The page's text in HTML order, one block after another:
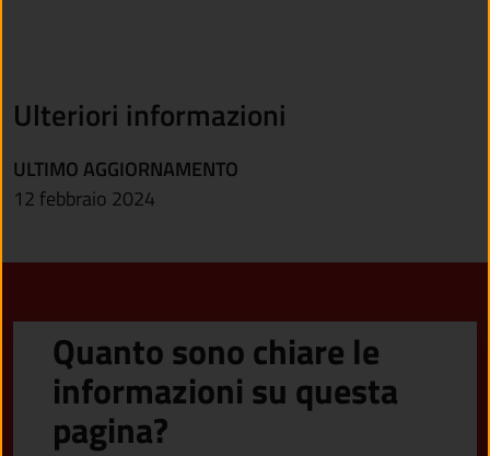
Ulteriori informazioni
ULTIMO AGGIORNAMENTO
12 febbraio 2024
Quanto sono chiare le
informazioni su questa
pagina?